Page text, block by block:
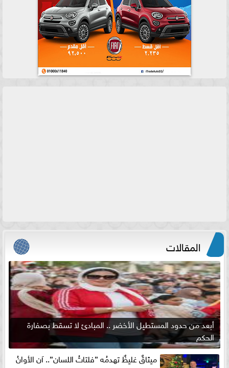
المقالات
أبعد من حدود المستطيل الأخضر .. المبادئ لا تسقط بصفارة
الحكم
ميثاقٌ غليظٌ تهدمُه ”فلتاتُ اللسان”.. آن الأوانُ